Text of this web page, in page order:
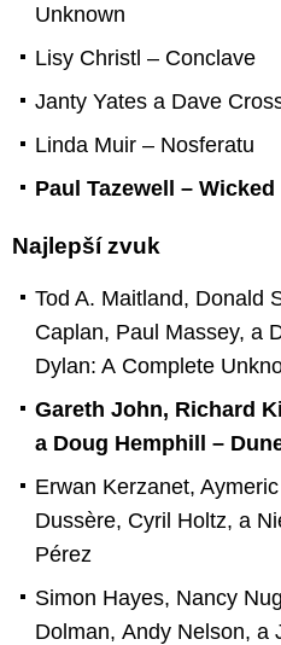
Unknown
Lisy Christl – Conclave
Janty Yates a Dave
Linda Muir – Nosferatu
Paul Tazewell – Wicked
Najlepší zvuk
Tod A. Maitland, Donald
Caplan, Paul Massey, a
Dylan: A Complete
Gareth John, Richard
a Doug Hemphill –
Erwan Kerzanet,
Dussère, Cyril Holtz, a
Pérez
Simon Hayes, Nancy
Dolman, Andy Nelson, a